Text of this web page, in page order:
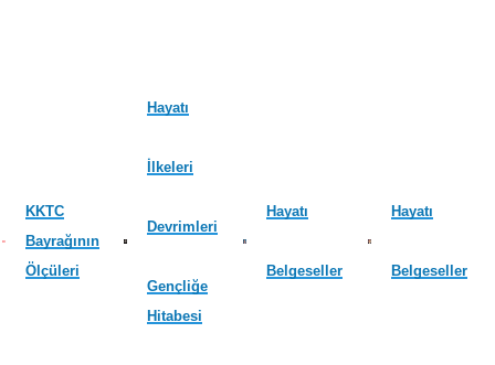
KKTC
Bayrağının
Ölçüleri
Hayatı
İlkeleri
Devrimleri
Gençliğe
Hitabesi
Hayatı
Belgeseller
Hayatı
Belgeseller